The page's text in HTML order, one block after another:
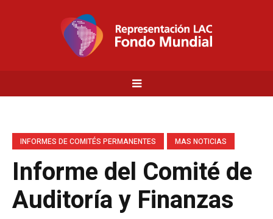
INFORMES DE COMITÉS PERMANENTES MAS NOTICIAS
Informe del Comité de
Auditoría y Finanzas